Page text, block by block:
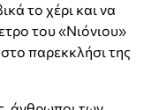
το χέρι και να
του «Νιόνιου»
παρεκκλήσι της